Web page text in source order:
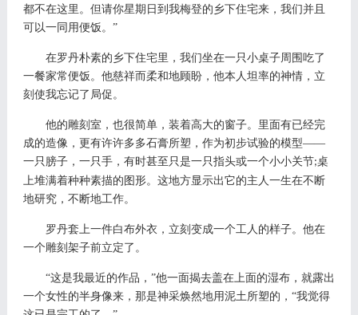
都不在这里。但请你星期日到我梅登的乡下住宅来，我们并且
可以一同用便饭。”
在罗丹朴素的乡下住宅里，我们坐在一只小桌子周围吃了
一餐家常便饭。他慈祥而柔和地顾盼，他本人坦率的神情，立
刻使我忘记了局促。
他的雕刻室，也很简单，装着高大的窗子。里面有已经完
成的造像，更有许许多多石膏所塑，作为初步试验的模型——
一只膀子，一只手，有时甚至只是一只指头或一个小小关节;桌
上堆满着种种素描的图形。这地方显示出它的主人一生在不断
地研究，不断地工作。
罗丹套上一件白布外衣，立刻变成一个工人的样子。他在
一个雕刻架子前立定了。
“这是我最近的作品，”他一面揭去盖在上面的湿布，就露出
一个女性的半身像来，那是神采焕然地用泥土所塑的，“我觉得